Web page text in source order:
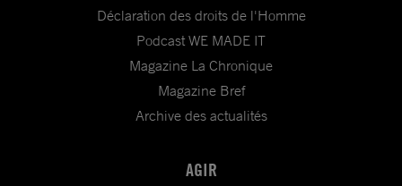
Déclaration des droits de l'Homme
Podcast WE MADE IT
Magazine La Chronique
Magazine Bref
Archive des actualités
AGIR